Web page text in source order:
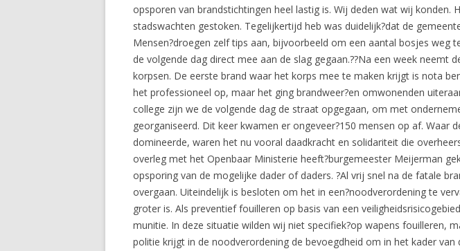
opsporen van brandstichtingen heel lastig is. Wij deden wat wij konden.
stadswachten gestoken. Tegelijkertijd heb was duidelijk?dat de
Mensen?droegen zelf tips aan, bijvoorbeeld om een aantal bosjes
de volgende dag direct mee aan de slag gegaan.??Na een week
korpsen. De eerste brand waar het korps mee te maken krijgt is nota
het professioneel op, maar het ging brandweer?en omwonenden
college zijn we de volgende dag de straat opgegaan, om met
georganiseerd. Dit keer kwamen er ongeveer?150 mensen op af. Waar
domineerde, waren het nu vooral daadkracht en solidariteit die
overleg met het Openbaar Ministerie heeft?burgemeester Meijerman
opsporing van de mogelijke dader of daders. ?Al vrij snel na de fatale
overgaan. Uiteindelijk is besloten om het in een?noodverordening te
groter is. Als preventief fouilleren op basis van een
munitie. In deze situatie wilden wij niet specifiek?op wapens fouilleren,
politie krijgt in de noodverordening de bevoegdheid om in het kader